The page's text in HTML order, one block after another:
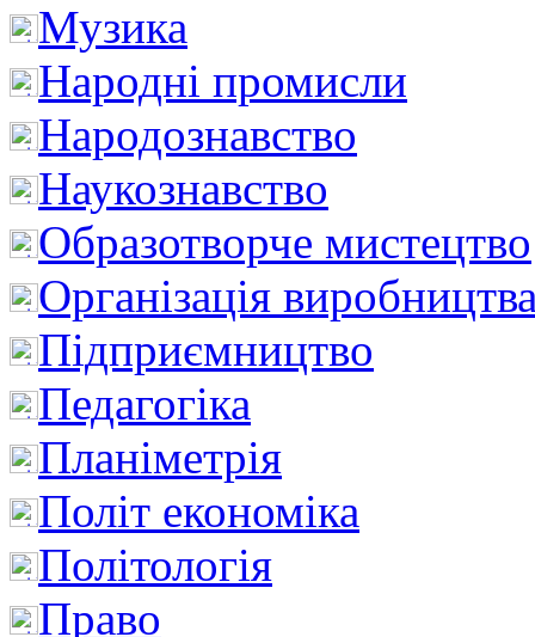
Музика
Народні промисли
Народознавство
Наукознавство
Образотворче мистецтво
Організація
Підприємництво
Педагогіка
Планіметрія
Політ економіка
Політологія
Право